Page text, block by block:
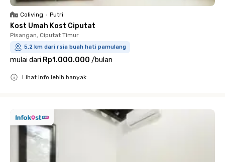
Coliving • Putri
Kost Umah Kost Ciputat
Pisangan, Ciputat Timur
5.2 km dari rsia buah hati pamulang
mulai dari Rp1.000.000 /bulan
Lihat info lebih banyak